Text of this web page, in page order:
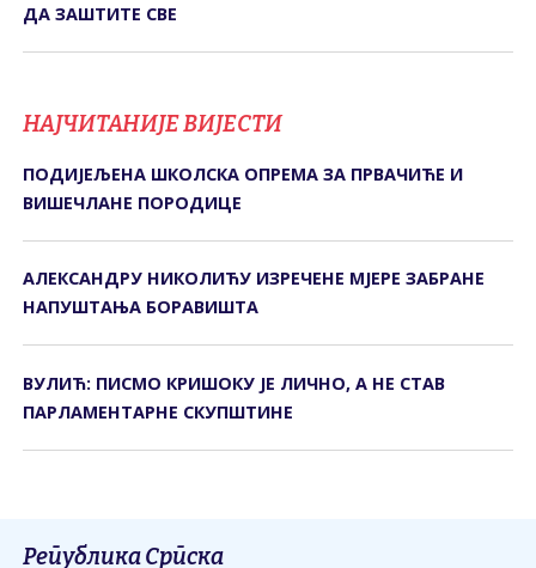
ДА ЗАШТИТЕ СВЕ
НАЈЧИТАНИЈЕ ВИЈЕСТИ
ПОДИЈЕЉЕНА ШКОЛСКА ОПРЕМА ЗА ПРВАЧИЋЕ И
ВИШЕЧЛАНЕ ПОРОДИЦЕ
АЛЕКСАНДРУ НИКОЛИЋУ ИЗРЕЧЕНЕ МЈЕРЕ ЗАБРАНЕ
НАПУШТАЊА БОРАВИШТА
ВУЛИЋ: ПИСМО КРИШОКУ ЈЕ ЛИЧНО, А НЕ СТАВ
ПАРЛАМЕНТАРНЕ СКУПШТИНЕ
Република Српска